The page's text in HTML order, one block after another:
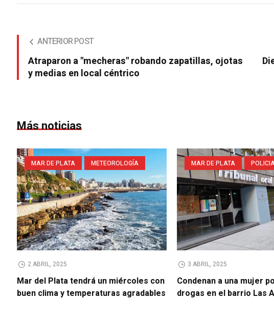
ANTERIOR POST
Atraparon a "mecheras" robando zapatillas, ojotas
y medias en local céntrico
Más noticias
MAR DE PLATA METEOROLOGÍA
2 ABRIL, 2025
Mar del Plata tendrá un miércoles con
buen clima y temperaturas agradables
MAR DE PLATA
3 ABRIL, 2025
Condenan a una mujer
drogas en el barrio Las